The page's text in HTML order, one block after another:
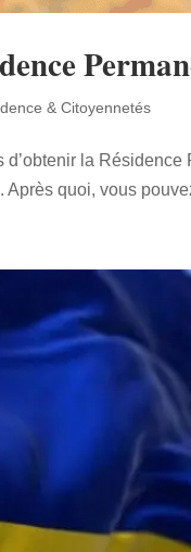
& Citoyennetés
d’obtenir la
Après quoi, vous